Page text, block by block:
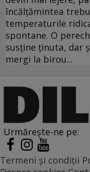
încălțămintea
temperaturile
spontane. O
susține ținuta, dar
mergi la birou...
Urmărește-ne pe:
Termeni și condiții